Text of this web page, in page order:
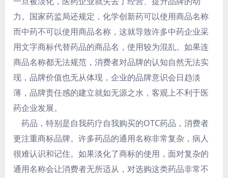
力。国家药监局还规定，化学创新药可以使用商品名称
而中药不可以使用商品名称，这就导致许多中药企业采
用文字商标代替药品的商品名，使用较为混乱。如果连
商品名称都无法规范，消费者对品牌的认知自然无法实
现，品牌价值也无从体现，企业的品牌意识会日趋淡
薄，品牌责任感的建立就如无源之水，客观上不利于医
药企业发展。
药品，特别是自我药疗自我购买的OTC药品，消费者
更注重商标品牌。许多药品的通用名称非常复杂，病人
很难认识和记住。如果淡化了商标的使用，面对复杂的
通用名称会让消费者无所适从，对选购这类药品非常不